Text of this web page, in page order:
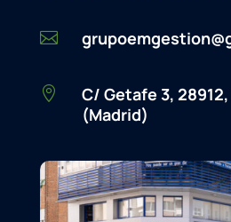


C/ Getafe 3,
(Madrid)